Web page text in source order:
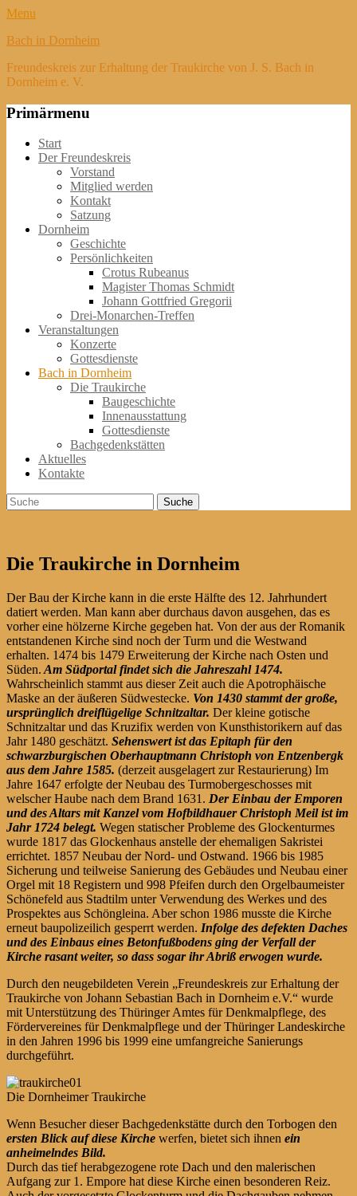
Menu
Bach in Dornheim
Freundeskreis zur Erhaltung der Traukirche von J. S. Bach in
Dornheim e. V.
Primärmenu
Weiter
zum
Start
Der Freundeskreis
Vorstand
Mitglied werden
Kontakt
Satzung
Dornheim
Geschichte
Persönlichkeiten
Crotus Rubeanus
Magister Thomas Schmidt
Johann Gottfried Gregorii
Drei-Monarchen-Treffen
Veranstaltungen
Konzerte
Gottesdienste
Bach in Dornheim
Die Traukirche
Baugeschichte
Innenausstattung
Gottesdienste
Bachgedenkstätten
Aktuelles
Kontakte
Suche
Suche
nach:
Die Traukirche in Dornheim
Der Bau der Kirche kann in die erste Hälfte des 12. Jahrhundert
datiert werden. Man kann aber durchaus davon ausgehen, das es
vorher eine hölzerne Kirche gegeben hat. Von der aus der Romanik
entstandenen Kirche sind noch der Turm und die Westwand
erhalten. 1474 bis 1479 Erweiterung der Kirche nach Osten und
Süden. Am Südportal findet sich die Jahreszahl 1474.
Wahrscheinlich stammt aus dieser Zeit auch die Apotrophäische
Maske an der äußeren Südwestecke. Von 1430 stammt der große,
ursprünglich dreiflügelige Schnitzaltar. Der kleine gotische
Schnitzaltar und das Kruzifix werden von Kunsthistorikern auf das
Jahr 1480 geschätzt. Sehenswert ist das Epitaph für den
schwarzburgischen Oberhauptmann Christoph von Entzenbergk
aus dem Jahre 1585. (derzeit ausgelagert zur Restaurierung) Im
Jahre 1647 erfolgte der Neubau des Turmobergeschosses mit
welscher Haube nach dem Brand 1631. Der Einbau der Emporen
und des Altars mit Kanzel vom Hofbildhauer Christoph Meil ist im
Jahr 1724 belegt. Wegen statischer Probleme des Glockenturmes
wurde 1817 das Glockenhaus anstelle der ehemaligen Sakristei
errichtet. 1857 Neubau der Nord- und Ostwand. 1966 bis 1985
Sicherung und teilweise Sanierung des Gebäudes und Neubau einer
Orgel mit 18 Registern und 998 Pfeifen durch den Orgelbaumeister
Schönefeld aus Stadtilm unter Verwendung des Werkes und des
Prospektes aus Schöngleina. Aber schon 1986 musste die Kirche
erneut baupolizeilich gesperrt werden. Infolge des defekten Daches
und des Einbaus eines Betonfußbodens ging der Verfall der
Kirche rasant weiter, so dass sogar ihr Abriß erwogen wurde.
Durch den neugebildeten Verein „Freundeskreis zur Erhaltung der
Traukirche von Johann Sebastian Bach in Dornheim e.V.“ wurde
mit Unterstützung des Thüringer Amtes für Denkmalpflege, des
Fördervereines für Denkmalpflege und der Thüringer Landeskirche
in den Jahren 1996 bis 1999 eine umfangreiche Sanierungs
durchgeführt.
Die Dornheimer Traukirche
Wenn Besucher dieser Bachgedenkstätte durch den Torbogen den
ersten Blick auf diese Kirche werfen, bietet sich ihnen ein
anheimelndes Bild.
Durch das tief herabgezogene rote Dach und den malerischen
Aufgang zur 1. Empore hat diese Kirche einen besonderen Reiz.